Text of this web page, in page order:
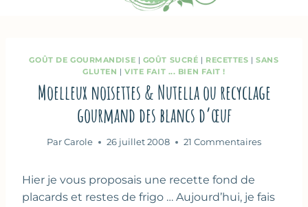
GOÛT DE GOURMANDISE | GOÛT SUCRÉ | RECETTES |SANS
GLUTEN |VITE FAIT ... BIEN FAIT !
Moelleux noisettes & Nutella ou recyclage
gourmand des blancs d’œuf
Par Carole 26 juillet 2008 21 Commentaires
Hier je vous proposais une recette fond de
placards et restes de frigo … Aujourd’hui, je fais